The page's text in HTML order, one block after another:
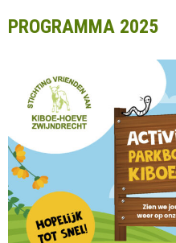
PROGRAMMA 2025